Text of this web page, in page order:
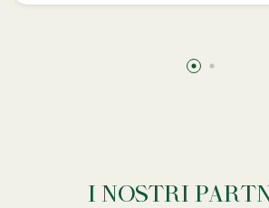
I NOSTRI